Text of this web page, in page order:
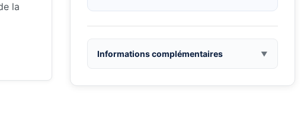
la
Informations complémentaires